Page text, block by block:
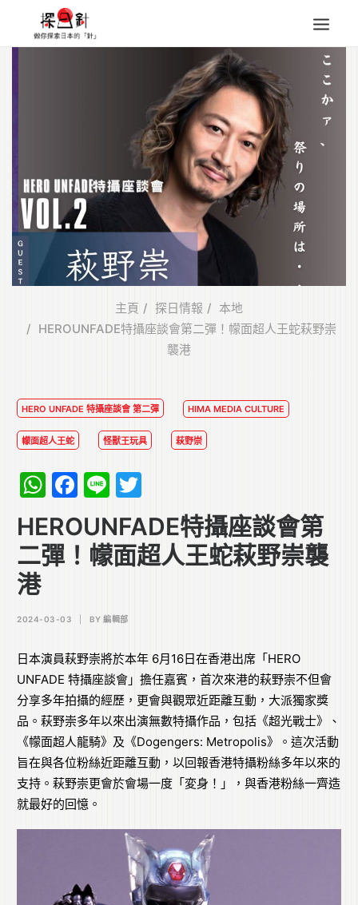
本地情報
東瀛特集
旅遊商品
Search
for:
主頁
探日情報
本地
HEROUNFADE特攝座談會第二彈！幪面超人王蛇萩野崇
襲港
HERO UNFADE 特攝座談會 第二彈 HIMA MEDIA CULTURE
幪面超人王蛇 怪獸王玩具 萩野崇
WhatsApp
Facebook
Line
HEROUNFADE特攝座談會第
二彈！幪面超人王蛇萩野崇襲
港
2024-03-03 BY 編輯部
日本演員萩野崇將於本年 6月16日在香港出席「HERO
UNFADE 特攝座談會」擔任嘉賓，首次來港的萩野崇不但會
分享多年拍攝的經歷，更會與觀眾近距離互動，大派獨家獎
品。萩野崇多年以來出演無數特攝作品，包括《超光戰士》、
《幪面超人龍騎》及《Dogengers: Metropolis》。這次活動
旨在與各位粉絲近距離互動，以回報香港特攝粉絲多年以來的
支持。萩野崇更會於會場一度「変身！」，與香港粉絲一齊造
就最好的回憶。